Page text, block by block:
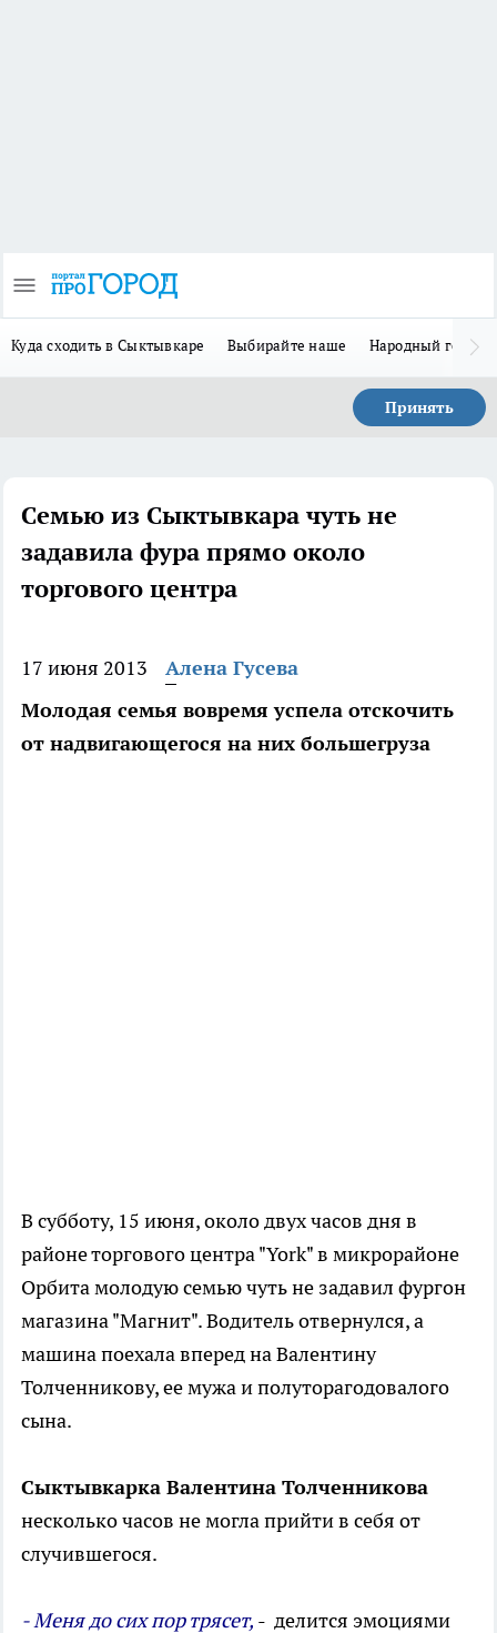
Куда сходить в Сыктывкаре Выбирайте наше Народный герой
Принять
Семью из Сыктывкара чуть не
задавила фура прямо около
торгового центра
17 июня 2013
Алена Гусева
Молодая семья вовремя успела отскочить
от надвигающегося на них большегруза
В субботу, 15 июня, около двух часов дня в
районе торгового центра "York" в микрорайоне
Орбита молодую семью чуть не задавил фургон
магазина "Магнит". Водитель отвернулся, а
машина поехала вперед на Валентину
Толченникову, ее мужа и полуторагодовалого
сына.
Сыктывкарка Валентина Толченникова
несколько часов не могла прийти в себя от
случившегося.
- Меня до сих пор трясет, - делится эмоциями